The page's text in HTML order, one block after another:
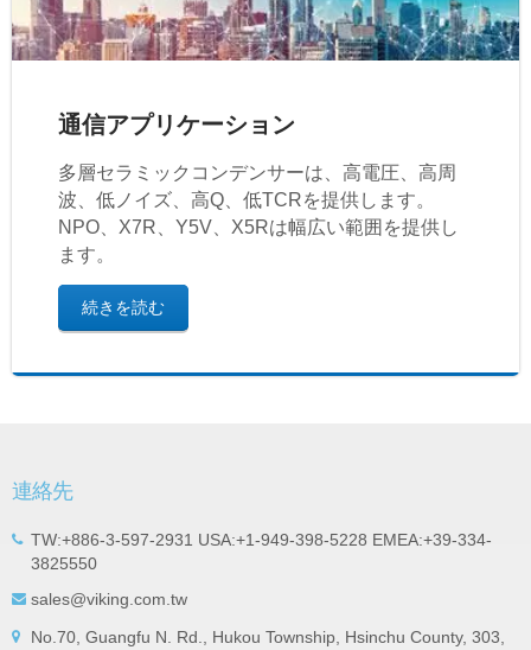
通信アプリケーション
多層セラミックコンデンサーは、高電圧、高周
波、低ノイズ、高Q、低TCRを提供します。
NPO、X7R、Y5V、X5Rは幅広い範囲を提供し
ます。
続きを読む
連絡先
TW:+886-3-597-2931 USA:+1-949-398-5228 EMEA:+39-334-
3825550
sales@viking.com.tw
No.70, Guangfu N. Rd., Hukou Township, Hsinchu County, 303,